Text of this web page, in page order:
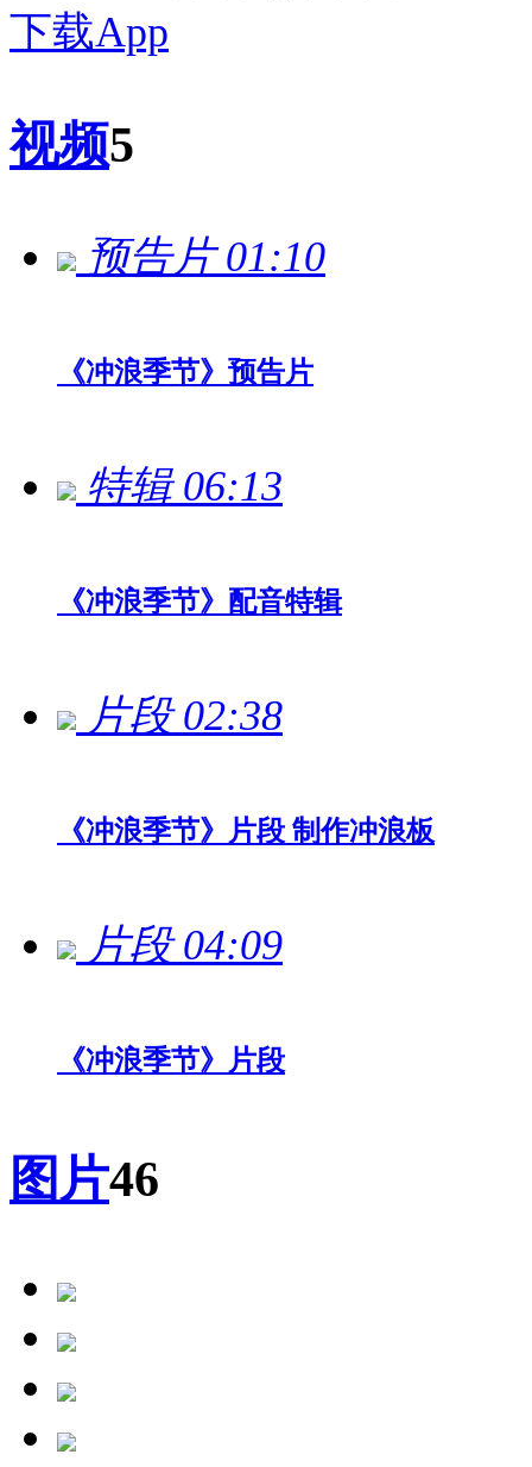
下载App
视频5
预告片 01:10
《冲浪季节》预告片
特辑 06:13
《冲浪季节》配音特辑
片段 02:38
《冲浪季节》片段 制作冲浪板
片段 04:09
《冲浪季节》片段
图片46